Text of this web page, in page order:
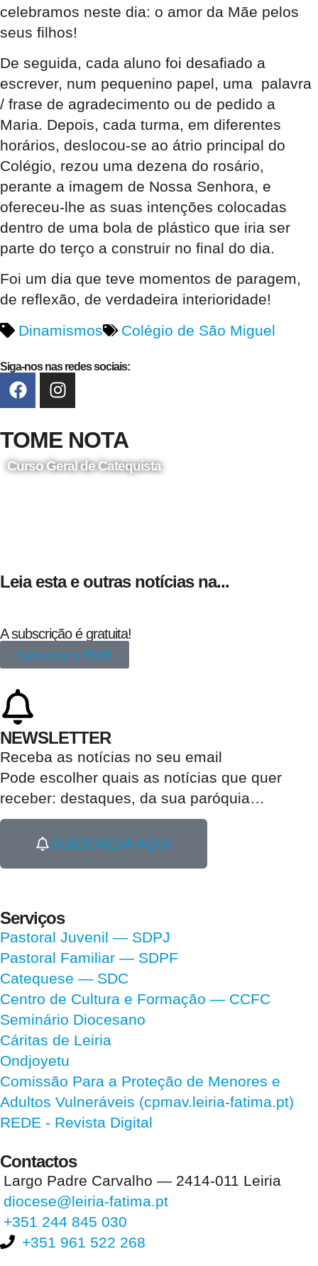
celebramos neste dia: o amor da Mãe pelos
seus filhos!
De seguida, cada aluno foi desafiado a
escrever, num pequenino papel, uma palavra
/ frase de agradecimento ou de pedido a
Maria. Depois, cada turma, em diferentes
horários, deslocou-se ao átrio principal do
Colégio, rezou uma dezena do rosário,
perante a imagem de Nossa Senhora, e
ofereceu-lhe as suas intenções colocadas
dentro de uma bola de plástico que iria ser
parte do terço a construir no final do dia.
Foi um dia que teve momentos de paragem,
de reflexão, de verdadeira interioridade!
Dinamismos
Colégio de São Miguel
Siga-nos nas redes sociais:
TOME NOTA
Curso Geral de Catequista
Leia esta e outras notícias na...
A subscrição é gratuita!
Subscrever a REDE
NEWSLETTER
Receba as notícias no seu email​
Pode escolher quais as notícias que quer
receber: destaques, da sua paróquia…
SUBSCREVA AQUI
Serviços
Pastoral Juvenil — SDPJ
Pastoral Familiar — SDPF
Catequese — SDC
Centro de Cultura e Formação — CCFC
Seminário Diocesano
Cáritas de Leiria
Ondjoyetu
Comissão Para a Proteção de Menores e
Adultos Vulneráveis (cpmav.leiria-fatima.pt)
REDE - Revista Digital
Contactos
Largo Padre Carvalho — 2414-011 Leiria
diocese@leiria-fatima.pt
+351 244 845 030
+351 961 522 268